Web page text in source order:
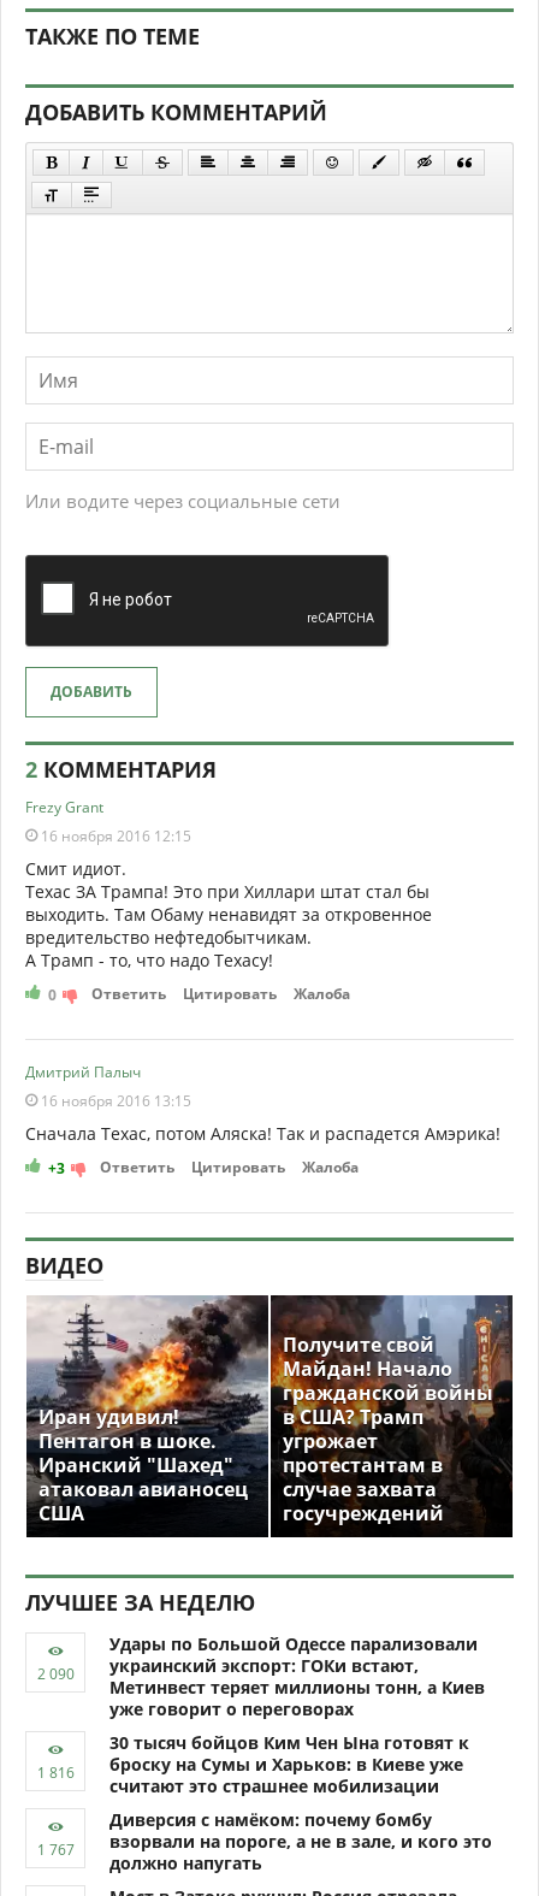
ТАКЖЕ ПО ТЕМЕ
ДОБАВИТЬ КОММЕНТАРИЙ
Или водите через социальные сети
ДОБАВИТЬ
2 КОММЕНТАРИЯ
Frezy Grant
16 ноября 2016 12:15
Смит идиот.
Техас ЗА Трампа! Это при Хиллари штат стал бы
выходить. Там Обаму ненавидят за откровенное
вредительство нефтедобытчикам.
А Трамп - то, что надо Техасу!
0 Ответить Цитировать Жалоба
Дмитрий Палыч
16 ноября 2016 13:15
Сначала Техас, потом Аляска! Так и распадется Амэрика!
+3 Ответить Цитировать Жалоба
ВИДЕО
Иран удивил!
Пентагон в шоке.
Иранский "Шахед"
атаковал авианосец
США
Получите свой
Майдан! Начало
гражданской войны
в США? Трамп
угрожает
протестантам в
случае захвата
госучреждений
ЛУЧШЕЕ ЗА НЕДЕЛЮ
Удары по Большой Одессе парализовали
украинский экспорт: ГОКи встают,
Метинвест теряет миллионы тонн, а Киев
уже говорит о переговорах
30 тысяч бойцов Ким Чен Ына готовят к
броску на Сумы и Харьков: в Киеве уже
считают это страшнее мобилизации
Диверсия с намёком: почему бомбу
взорвали на пороге, а не в зале, и кого это
должно напугать